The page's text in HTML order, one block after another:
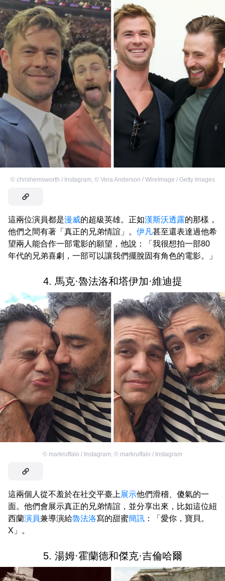
© chrishemsworth / Instagram © Vera Anderson / WireImage / Getty Images
這兩位演員都是漫威的超級英雄。正如漢斯沃透露的那樣，
他們之間有著「真正的兄弟情誼」。 伊凡甚至還表達過他希
望兩人能合作一部電影的願望，他說：「我很想拍一部80
年代的兄弟喜劇，一部可以讓我們擺脫固有角色的電影。」
4. 馬克·魯法洛和塔伊加·維迪提
© markruffalo / Instagram, © markruffalo / Instagram
這兩個人從不羞於在社交平臺上 展示他們滑稽、傻氣的一
面。他們會展示真正的兄弟情誼，並分享出來，比如這位紐
西蘭演員兼導演給魯法洛寫的甜蜜簡訊 ：「愛你，寶貝。
X」。
5. 湯姆·霍蘭德和傑克·吉倫哈爾